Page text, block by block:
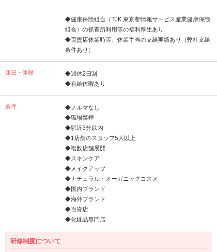
◆健康保険組合（TJK 東京都情報サービス産業健康保険
組合）の保養所利用等の福利厚生あり
◆百貨店休業時等、休業手当の支給実績あり（弊社支給
条件あり）
休日・休暇
◆週休2日制
◆有給休暇あり
条件
◆ノルマなし
◆職場禁煙
◆駅近3分以内
◆1店舗のスタッフ5人以上
◆複数店舗展開
◆スキンケア
◆メイクアップ
◆ナチュラル・オーガニックコスメ
◆国内ブランド
◆海外ブランド
◆百貨店
◆化粧品専門店
研修制度について